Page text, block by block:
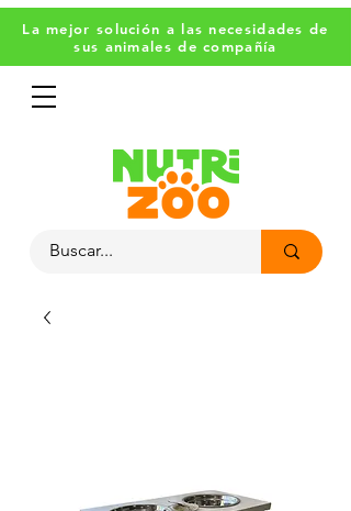
La mejor solución a las necesidades de
sus animales de compañía